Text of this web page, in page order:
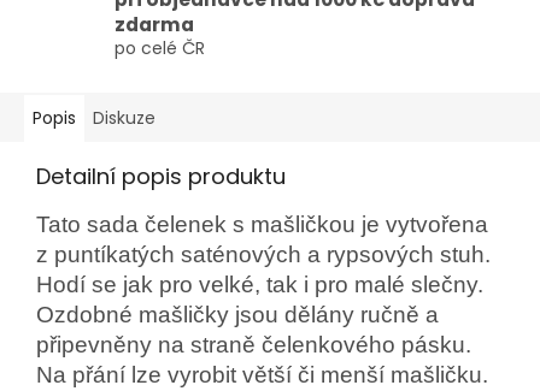
zdarma
po celé ČR
Popis Diskuze
Detailní popis produktu
Tato sada čelenek s mašličkou je vytvořena
z puntíkatých saténových a rypsových stuh.
Hodí se jak pro velké, tak i pro malé slečny.
Ozdobné mašličky jsou dělány ručně a
připevněny na straně čelenkového pásku.
Na přání lze vyrobit větší či menší mašličku.